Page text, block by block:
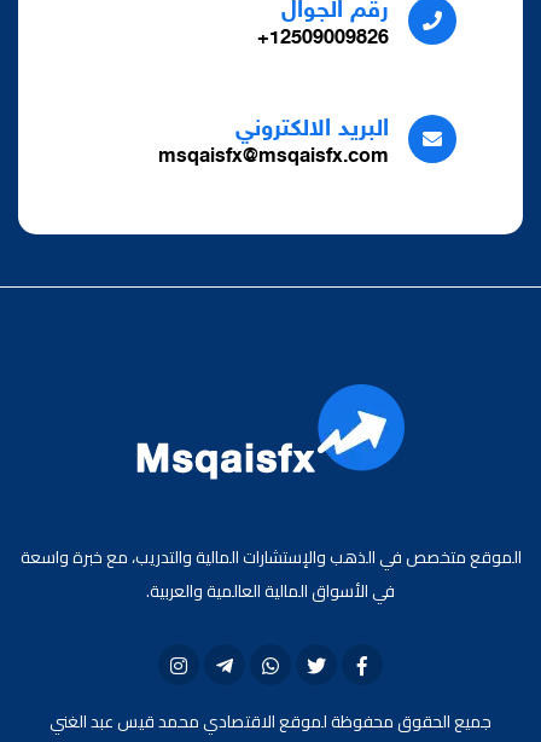
رقم الجوال
12509009826+
البريد الالكتروني
msqaisfx@msqaisfx.com
الموقع متخصص في الذهب والإستشارات المالية والتدريب، مع خبرة واسعة
في الأسواق المالية العالمية والعربية.
جميع الحقوق محفوظة لموقع الاقتصادي محمد قيس عبد الغني